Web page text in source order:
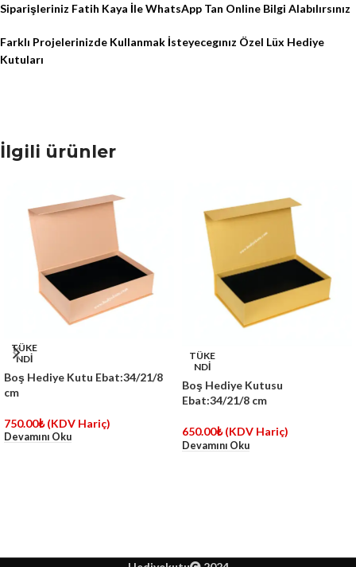
Siparişleriniz Fatih Kaya İle WhatsApp Tan Online Bilgi Alabılırsınız
Farklı Projelerinizde Kullanmak İsteyecegınız Özel Lüx Hediye
Kutuları
İlgili ürünler
TÜKE
NDİ
Boş Hediye Kutu Ebat:34/21/8
cm
750.00₺ (KDV Hariç)
Devamını Oku
TÜKE
NDİ
Boş Hediye Kutusu
Ebat:34/21/8 cm
650.00₺ (KDV Hariç)
Devamını Oku